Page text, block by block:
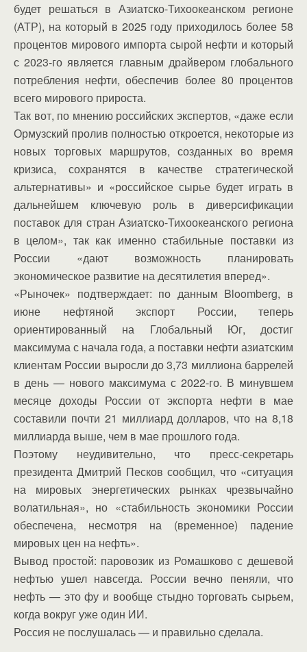
будет решаться в Азиатско-Тихоокеанском регионе
(АТР), на который в 2025 году приходилось более 58
процентов мирового импорта сырой нефти и который
с 2023-го является главным драйвером глобального
потребления нефти, обеспечив более 80 процентов
всего мирового прироста.
Так вот, по мнению российских экспертов, «даже если
Ормузский пролив полностью откроется, некоторые из
новых торговых маршрутов, созданных во время
кризиса, сохранятся в качестве стратегической
альтернативы» и «российское сырье будет играть в
дальнейшем ключевую роль в диверсификации
поставок для стран Азиатско-Тихоокеанского региона
в целом», так как именно стабильные поставки из
России «дают возможность планировать
экономическое развитие на десятилетия вперед».
«Рыночек» подтверждает: по данным Bloomberg, в
июне нефтяной экспорт России, теперь
ориентированный на Глобальный Юг, достиг
максимума с начала года, а поставки нефти азиатским
клиентам России выросли до 3,73 миллиона баррелей
в день — нового максимума с 2022-го. В минувшем
месяце доходы России от экспорта нефти в мае
составили почти 21 миллиард долларов, что на 8,18
миллиарда выше, чем в мае прошлого года.
Поэтому неудивительно, что пресс-секретарь
президента Дмитрий Песков сообщил, что «ситуация
на мировых энергетических рынках чрезвычайно
волатильная», но «стабильность экономики России
обеспечена, несмотря на (временное) падение
мировых цен на нефть».
Вывод простой: паровозик из Ромашково с дешевой
нефтью ушел навсегда. России вечно пеняли, что
нефть — это фу и вообще стыдно торговать сырьем,
когда вокруг уже один ИИ.
Россия не послушалась — и правильно сделала.